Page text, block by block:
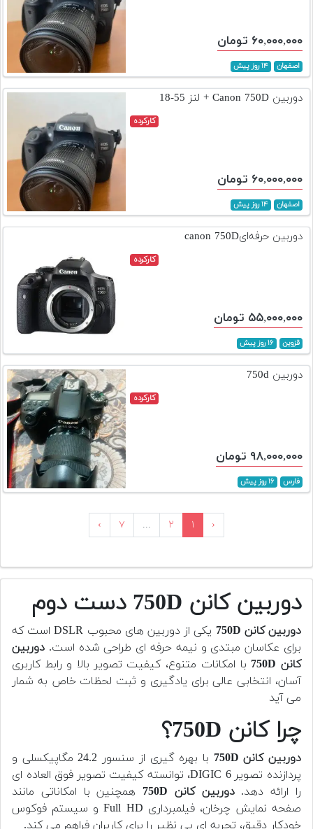
۶۰,۰۰۰,۰۰۰ تومان
اصفهان ۱۴ روز پیش
دوربین Canon 750D + لنز 55-18
کارکرده
۶۰,۰۰۰,۰۰۰ تومان
اصفهان ۱۴ روز پیش
دوربین حرفه‌ایcanon 750D
کارکرده
۵۵,۰۰۰,۰۰۰ تومان
قزوین ۱۶ روز پیش
دوربین 750d
کارکرده
۹۸,۰۰۰,۰۰۰ تومان
فارس ۱۶ روز پیش
‹ ۱ ۲ ... ۷ ›
دوربین کانن 750D دست دوم
دوربین کانن 750D
یکی از دوربین های محبوب DSLR است که
برای عکاسان مبتدی و نیمه حرفه ای طراحی شده است. دوربین
کانن 750D
با امکانات متنوع، کیفیت تصویر بالا و رابط کاربری
آسان، انتخابی عالی برای یادگیری و ثبت لحظات خاص به شمار
می آید
چرا کانن 750D؟
دوربین کانن 750D
با بهره گیری از سنسور 24.2 مگاپیکسلی و
پردازنده تصویر DIGIC 6، توانسته کیفیت تصویر فوق العاده ای
را ارائه دهد.دوربین کانن 750D
همچنین با امکاناتی مانند
صفحه نمایش چرخان، فیلمبرداری Full HD و سیستم فوکوس
خودکار دقیق، تجربه ای بی نظیر را برای کاربران فراهم می کند.